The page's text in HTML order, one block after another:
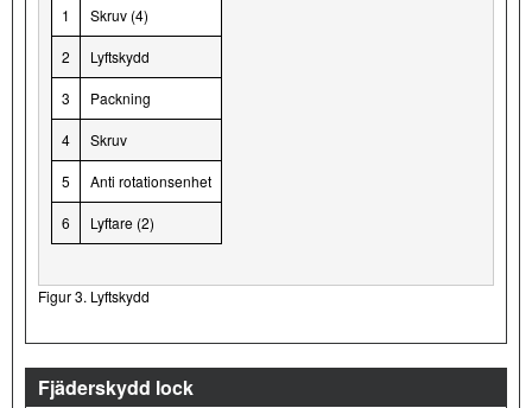
1 Skruv (4)
2 Lyftskydd
3 Packning
4 Skruv
5 Anti rotationsenhet
6 Lyftare (2)
Figur 3. Lyftskydd
Fjäderskydd lock